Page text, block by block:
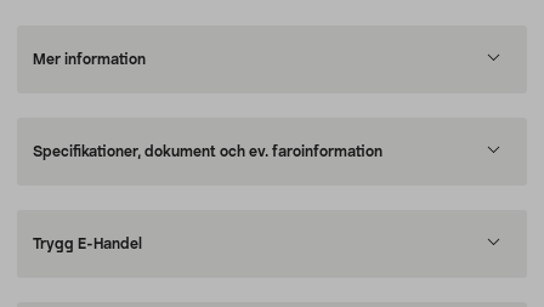
Mer information
Specifikationer, dokument och ev. faroinformation
Trygg E-Handel